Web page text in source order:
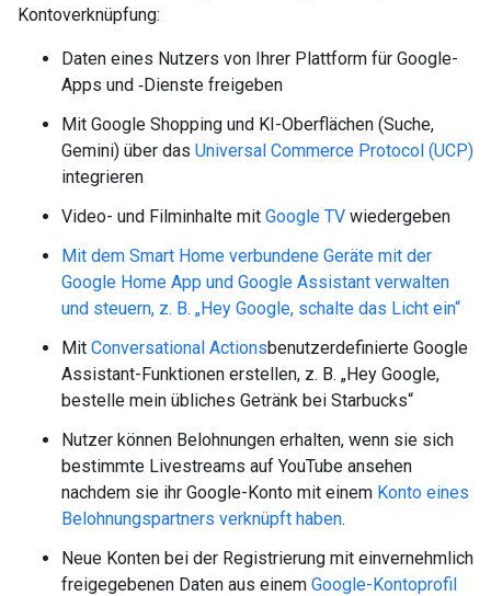
Kontoverknüpfung:
Daten eines Nutzers von Ihrer Plattform für Google-
Apps und ‑Dienste freigeben
Mit Google Shopping und KI-Oberflächen (Suche,
Gemini) über das Universal Commerce Protocol (UCP)
integrieren
Video- und Filminhalte mit Google TV wiedergeben
Mit dem Smart Home verbundene Geräte mit der
Google Home App und Google Assistant verwalten
und steuern, z. B. „Hey Google, schalte das Licht ein“
Mit Conversational Actionsbenutzerdefinierte Google
Assistant-Funktionen erstellen, z. B. „Hey Google,
bestelle mein übliches Getränk bei Starbucks“
Nutzer können Belohnungen erhalten, wenn sie sich
bestimmte Livestreams auf YouTube ansehen
nachdem sie ihr Google-Konto mit einem Konto eines
Belohnungspartners verknüpft haben.
Neue Konten bei der Registrierung mit einvernehmlich
freigegebenen Daten aus einem Google-Kontoprofil